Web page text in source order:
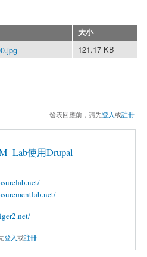
大小
121.17 KB
發表回應前，請先登入或註冊
使用Drupal
登入或註冊